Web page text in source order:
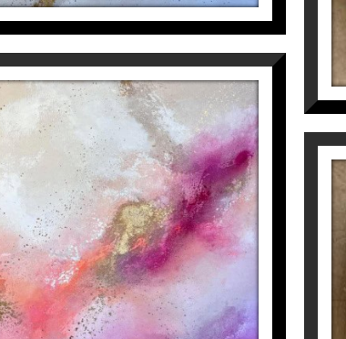
GIVE ME LIFE (PART 2)
Inés Valls Fortuny
1.800€